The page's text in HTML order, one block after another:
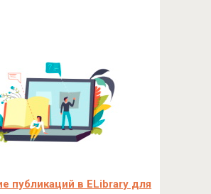
публикаций в ELibrary для